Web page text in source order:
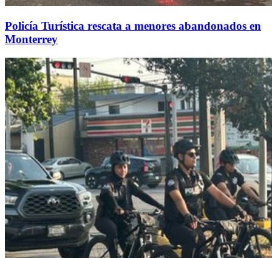
Policía Turística rescata a menores abandonados en
Monterrey